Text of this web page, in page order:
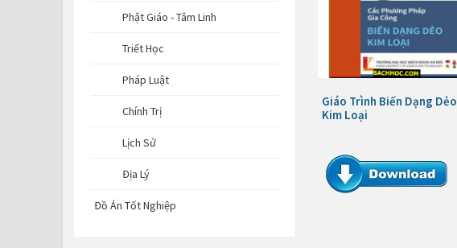
Phật Giáo - Tâm Linh
Triết Học
Pháp Luật
Chính Trị
Lịch Sử
Địa Lý
Đồ Án Tốt Nghiệp
Giáo Trình Biến Dạng Dẻo
Kim Loại